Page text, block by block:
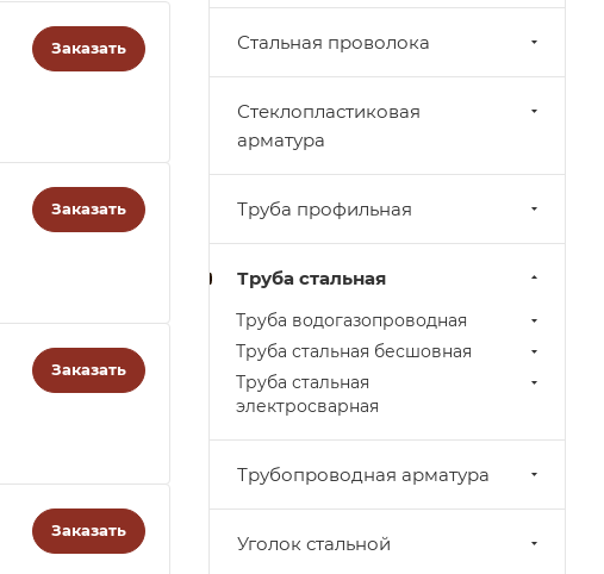
Заказать
Заказать
Заказать
Заказать
Стальная проволока
Стеклопластиковая
арматура
Труба профильная
Труба стальная
Труба водогазопроводная
Труба стальная бесшовная
Труба стальная
электросварная
Трубопроводная арматура
Уголок стальной